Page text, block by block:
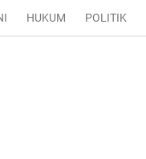
HUKUM POLITIK